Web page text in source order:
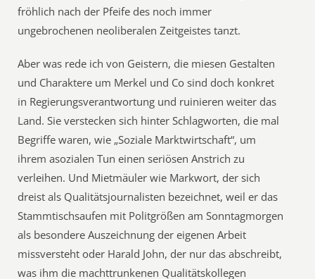
fröhlich nach der Pfeife des noch immer
ungebrochenen neoliberalen Zeitgeistes tanzt.
Aber was rede ich von Geistern, die miesen Gestalten
und Charaktere um Merkel und Co sind doch konkret
in Regierungsverantwortung und ruinieren weiter das
Land. Sie verstecken sich hinter Schlagworten, die mal
Begriffe waren, wie „Soziale Marktwirtschaft“, um
ihrem asozialen Tun einen seriösen Anstrich zu
verleihen. Und Mietmäuler wie Markwort, der sich
dreist als Qualitätsjournalisten bezeichnet, weil er das
Stammtischsaufen mit Politgrößen am Sonntagmorgen
als besondere Auszeichnung der eigenen Arbeit
missversteht oder Harald John, der nur das abschreibt,
was ihm die machttrunkenen Qualitätskollegen